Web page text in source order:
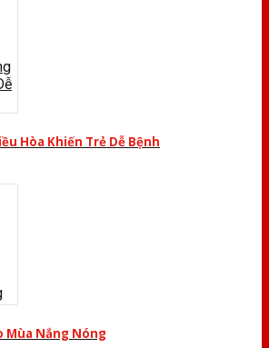
Hòa Khiến Trẻ Dễ Bệnh
Mùa Nắng Nóng